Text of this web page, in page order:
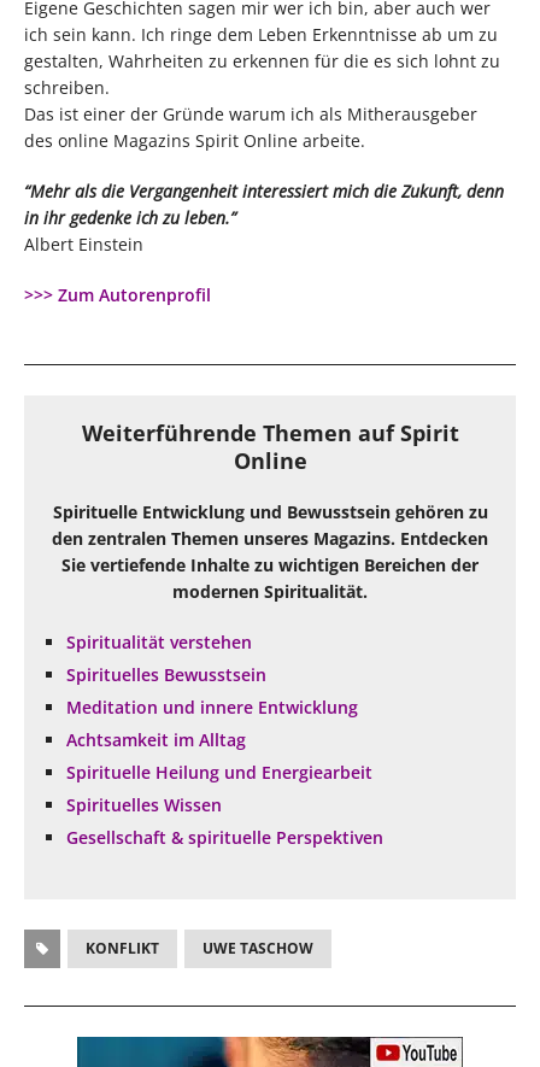
Eigene Geschichten sagen mir wer ich bin, aber auch wer
ich sein kann. Ich ringe dem Leben Erkenntnisse ab um zu
gestalten, Wahrheiten zu erkennen für die es sich lohnt zu
schreiben.
Das ist einer der Gründe warum ich als Mitherausgeber
des online Magazins Spirit Online arbeite.
“Mehr als die Vergangenheit interessiert mich die Zukunft, denn
in ihr gedenke ich zu leben.”
Albert Einstein
>>> Zum Autorenprofil
Weiterführende Themen auf Spirit
Online
Spirituelle Entwicklung und Bewusstsein gehören zu
den zentralen Themen unseres Magazins. Entdecken
Sie vertiefende Inhalte zu wichtigen Bereichen der
modernen Spiritualität.
Spiritualität verstehen
Spirituelles Bewusstsein
Meditation und innere Entwicklung
Achtsamkeit im Alltag
Spirituelle Heilung und Energiearbeit
Spirituelles Wissen
Gesellschaft & spirituelle Perspektiven
KONFLIKT UWE TASCHOW